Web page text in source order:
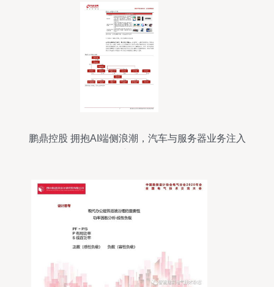
鹏鼎控股 拥抱AI端侧浪潮，汽车与服务器业务注入